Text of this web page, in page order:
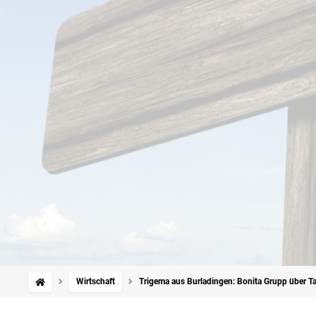
Wirtschaft Trigema aus Burladingen: Bonita Grupp über